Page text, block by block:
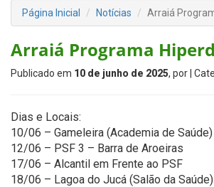
Página Inicial Notícias Arraiá
Arraiá Programa
Publicado em 10 de junho de 2025, por |
Dias e Locais:
10/06 – Gameleira (Academia de Saúde)
12/06 – PSF 3 – Barra de Aroeiras
17/06 – Alcantil em Frente ao PSF
18/06 – Lagoa do Jucá (Salão da Saúde)